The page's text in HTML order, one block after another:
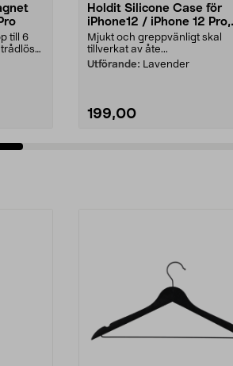
till 6
Holdit Silicone Case för
iPhone12 / iPhone 12 Pro,
mobilskal
Mjukt och greppvänligt skal
tillverkat av åte...
Utförande: Lavender
199,00